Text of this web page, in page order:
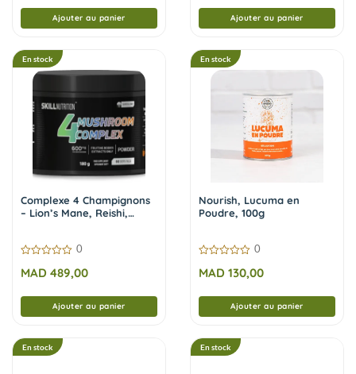
Ajouter au panier Ajouter au panier
En stock
Complexe 4 Champignons
– Lion’s Mane, Reishi,
sur
0
MAD 489,00
Ajouter au panier
En stock
Nourish, Lucuma en
Poudre, 100g
sur
0
MAD 130,00
Ajouter au panier
En stock En stock